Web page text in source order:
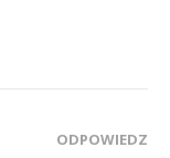
ODPOWIEDZ